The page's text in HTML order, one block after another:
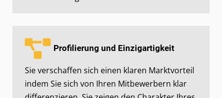
Profilierung und Einzigartigkeit
Sie verschaffen sich einen klaren Marktvorteil
indem Sie sich von Ihren Mitbewerbern klar